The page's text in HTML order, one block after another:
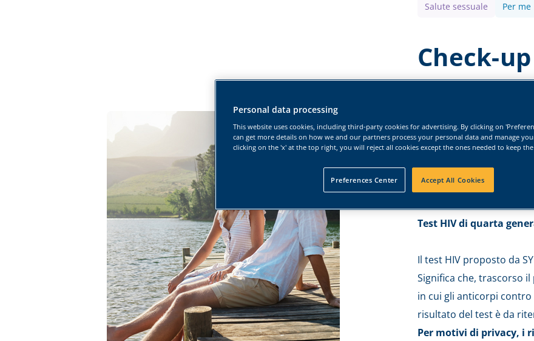
Salute sessuale Per me
Check-
€65.00
Con questo test, anche
infezioni sessualmente
sifilide e HIV.
Test HIV di quarta
Il test HIV proposto da
Significa che, trascorso
in cui gli anticorpi contro
risultato del test è da
Per motivi di privacy, i
Personal data processing
This website uses cookies, including third-party cookies for advertising. By clicking on
can get more details on how we and our partners process your personal data and manage
clicking on the 'x' at the top right, you will reject all cookies except the ones needed to keep
Preferences Center Accept All Cookies